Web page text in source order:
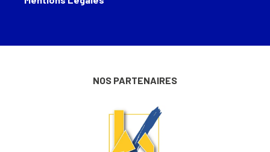
NOS PARTENAIRES